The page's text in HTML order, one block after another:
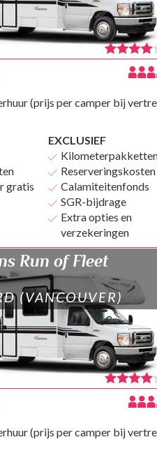
(prijs per camper bij
gratis
EXCLUSIEF
Reserveringskosten
Calamiteitenfonds
SGR-bijdrage
Extra opties en
verzekeringen
Run of Fleet
(VANCOUVER)
(prijs per camper bij